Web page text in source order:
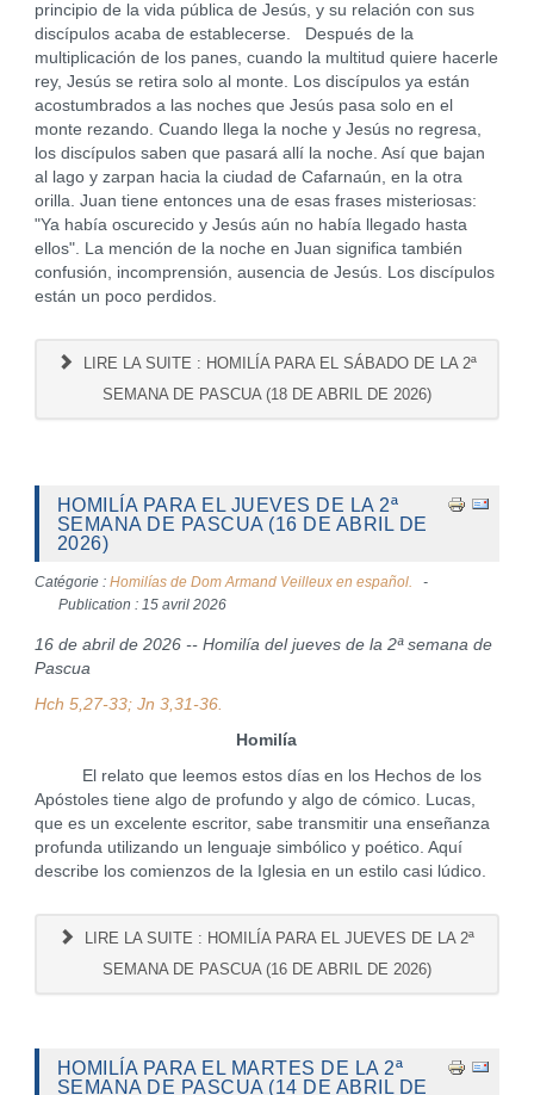
principio de la vida pública de Jesús, y su relación con sus
discípulos acaba de establecerse. Después de la
multiplicación de los panes, cuando la multitud quiere hacerle
rey, Jesús se retira solo al monte. Los discípulos ya están
acostumbrados a las noches que Jesús pasa solo en el
monte rezando. Cuando llega la noche y Jesús no regresa,
los discípulos saben que pasará allí la noche. Así que bajan
al lago y zarpan hacia la ciudad de Cafarnaún, en la otra
orilla. Juan tiene entonces una de esas frases misteriosas:
"Ya había oscurecido y Jesús aún no había llegado hasta
ellos". La mención de la noche en Juan significa también
confusión, incomprensión, ausencia de Jesús. Los discípulos
están un poco perdidos.
LIRE LA SUITE : HOMILÍA PARA EL SÁBADO DE LA 2ª
SEMANA DE PASCUA (18 DE ABRIL DE 2026)
HOMILÍA PARA EL JUEVES DE LA 2ª
SEMANA DE PASCUA (16 DE ABRIL DE
2026)
Catégorie : Homilías de Dom Armand Veilleux en español.
Publication : 15 avril 2026
16 de abril de 2026 -- Homilía del jueves de la 2ª semana de
Pascua
Hch 5,27-33; Jn 3,31-36.
Homilía
El relato que leemos estos días en los Hechos de los
Apóstoles tiene algo de profundo y algo de cómico. Lucas,
que es un excelente escritor, sabe transmitir una enseñanza
profunda utilizando un lenguaje simbólico y poético. Aquí
describe los comienzos de la Iglesia en un estilo casi lúdico.
LIRE LA SUITE : HOMILÍA PARA EL JUEVES DE LA 2ª
SEMANA DE PASCUA (16 DE ABRIL DE 2026)
HOMILÍA PARA EL MARTES DE LA 2ª
SEMANA DE PASCUA (14 DE ABRIL DE